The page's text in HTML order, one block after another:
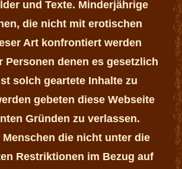
und Texte. Minderjährige
die nicht mit erotischen
Art konfrontiert werden
Personen denen es gesetzlich
solch geartete Inhalte zu
gebeten diese Webseite
Gründen zu verlassen.
Menschen die nicht unter die
Restriktionen im Bezug auf